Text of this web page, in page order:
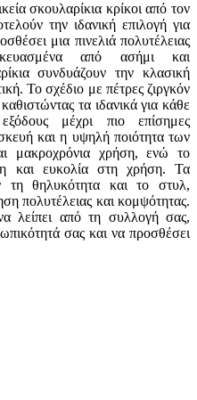
σκουλαρίκια κρίκοι από τον
την ιδανική επιλογή για
μια πινελιά πολυτέλειας
από ασήμι και
συνδυάζουν την κλασική
Το σχέδιο με πέτρες ζιργκόν
τα ιδανικά για κάθε
μέχρι πιο επίσημες
και η υψηλή ποιότητα των
μακροχρόνια χρήση, ενώ το
και ευκολία στη χρήση. Τα
τη θηλυκότητα και το στυλ,
πολυτέλειας και κομψότητας.
λείπει από τη συλλογή σας,
σας και να προσθέσει